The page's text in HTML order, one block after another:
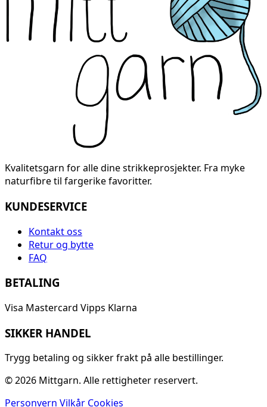
Kvalitetsgarn for alle dine strikkeprosjekter. Fra myke
naturfibre til fargerike favoritter.
KUNDESERVICE
Kontakt oss
Retur og bytte
FAQ
BETALING
Visa Mastercard Vipps Klarna
SIKKER HANDEL
Trygg betaling og sikker frakt på alle bestillinger.
© 2026 Mittgarn. Alle rettigheter reservert.
Personvern Vilkår Cookies